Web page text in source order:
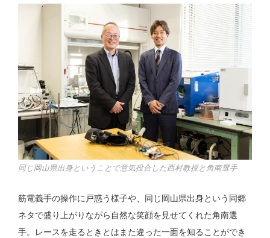
同じ岡山県出身ということで意気投合した西村教授と角南選手
筋電義手の操作に戸惑う様子や、同じ岡山県出身という同郷
ネタで盛り上がりながら自然な笑顔を見せてくれた角南選
手。レースを走るときとはまた違った一面を知ることができ